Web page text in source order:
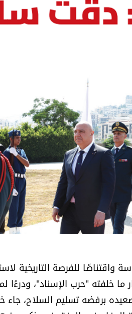
للفرصة التاريخية
ما خلفته "حرب الإسناد"،
برفضه تسليم السلاح،